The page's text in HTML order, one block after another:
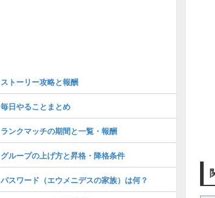
ストーリー攻略と報酬
毎日やることまとめ
ランクマッチの期間と一覧・報酬
グループの上げ方と昇格・降格条件
パスワード（エウメニデスの家族）は何？